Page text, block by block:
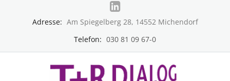
Adresse: Am Spiegelberg 28, 14552 Michendorf
Telefon: 030 81 09 67-0